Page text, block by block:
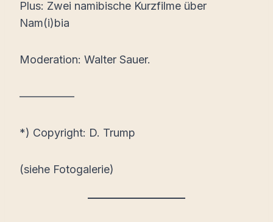
Plus: Zwei namibische Kurzfilme über
Nam(i)bia
Moderation: Walter Sauer.
—————
*) Copyright: D. Trump
(siehe Fotogalerie)